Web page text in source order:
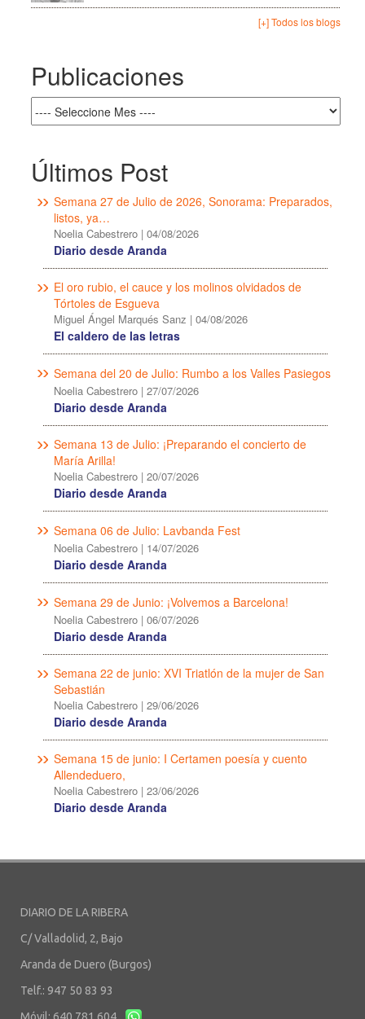
[+] Todos los blogs
Publicaciones
Últimos Post
Semana 27 de Julio de 2026, Sonorama: Preparados,
listos, ya…
Noelia Cabestrero | 04/08/2026
Diario desde Aranda
El oro rubio, el cauce y los molinos olvidados de
Tórtoles de Esgueva
Miguel Ángel Marqués Sanz | 04/08/2026
El caldero de las letras
Semana del 20 de Julio: Rumbo a los Valles Pasiegos
Noelia Cabestrero | 27/07/2026
Diario desde Aranda
Semana 13 de Julio: ¡Preparando el concierto de
María Arilla!
Noelia Cabestrero | 20/07/2026
Diario desde Aranda
Semana 06 de Julio: Lavbanda Fest
Noelia Cabestrero | 14/07/2026
Diario desde Aranda
Semana 29 de Junio: ¡Volvemos a Barcelona!
Noelia Cabestrero | 06/07/2026
Diario desde Aranda
Semana 22 de junio: XVI Triatlón de la mujer de San
Sebastián
Noelia Cabestrero | 29/06/2026
Diario desde Aranda
Semana 15 de junio: I Certamen poesía y cuento
Allendeduero,
Noelia Cabestrero | 23/06/2026
Diario desde Aranda
DIARIO DE LA RIBERA
C/ Valladolid, 2, Bajo
Aranda de Duero (Burgos)
Telf.: 947 50 83 93